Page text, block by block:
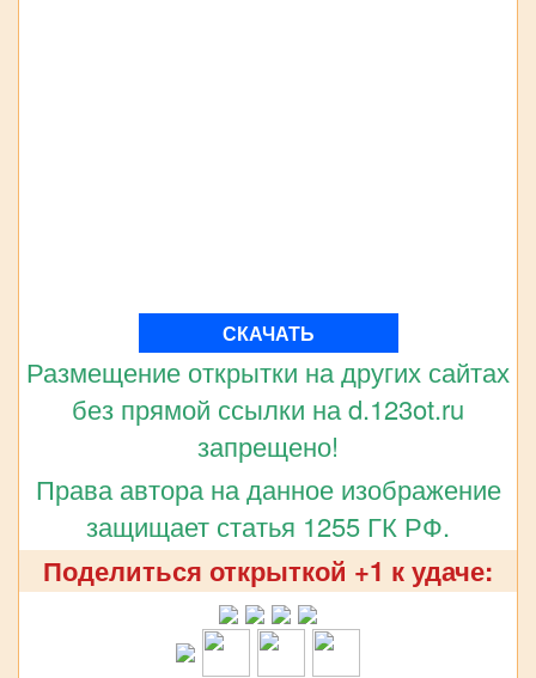
СКАЧАТЬ
Размещение открытки на других сайтах
без прямой ссылки на d.123ot.ru
запрещено!
Права автора на данное изображение
защищает статья 1255 ГК РФ.
Поделиться открыткой +1 к удаче: